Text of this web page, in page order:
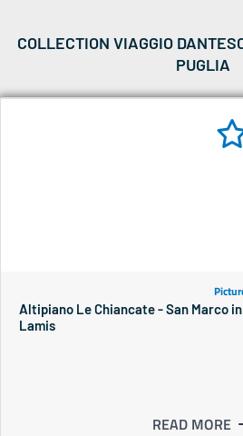
COLLECTION VIAGGIO
PUGLIA
Altipiano Le Chiancate - San Marco in
Lamis
READ MORE